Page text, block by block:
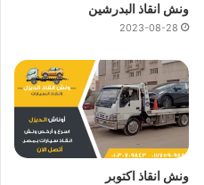
ونش انقاذ البدرشين
2023-08-28
ونش انقاذ اكتوبر